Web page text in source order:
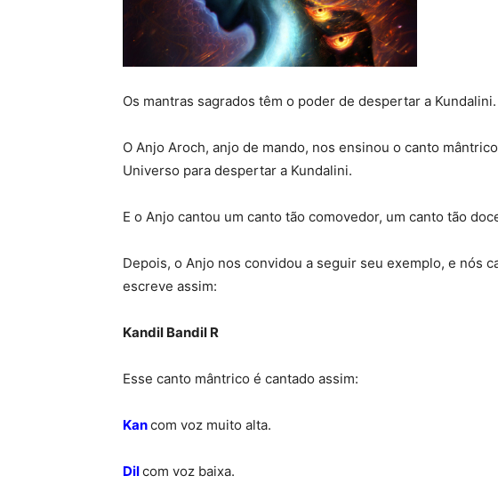
Os mantras sagrados têm o poder de despertar a Kundalini.
O Anjo Aroch, anjo de mando, nos ensinou o canto
Universo para despertar a Kundalini.
E o Anjo cantou um canto tão comovedor, um canto tão
Depois, o Anjo nos convidou a seguir seu exemplo, e nós
escreve assim:
Kandil Bandil R
Esse canto mântrico é cantado assim:
Kancom voz muito alta.
Dilcom voz baixa.